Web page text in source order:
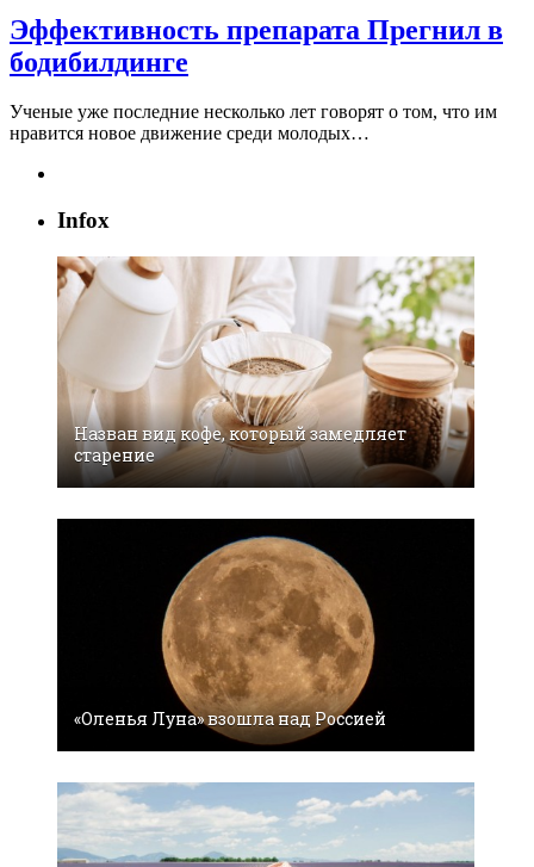
Эффективность препарата Прегнил в
бодибилдинге
Ученые уже последние несколько лет говорят о том, что им
нравится новое движение среди молодых…
Infox
Назван вид кофе, который замедляет
старение
«Оленья Луна» взошла над Россией